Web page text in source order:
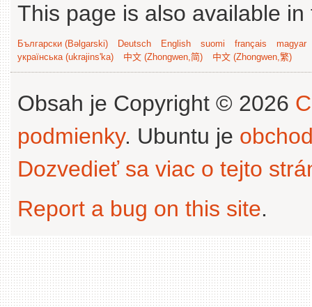
This page is also available
Български (Bəlgarski) Deutsch English suomi français
magyar
українська (ukrajins'ka)
中文 (Zhongwen,简) 中文 (Zhongwen,繁)
Obsah je Copyright © 2026
podmienky. Ubuntu je
Dozvedieť sa viac o tejto
Report a bug on this site.